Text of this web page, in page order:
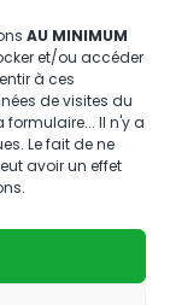
AU MINIMUM
et/ou accéder
à ces
de visites du
Il n'y a
Le fait de ne
avoir un effet